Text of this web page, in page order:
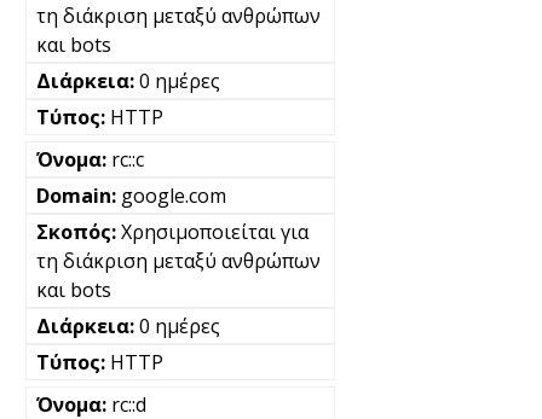
τη διάκριση μεταξύ ανθρώπων
και bots
0 ημέρες
HTTP
rc::c
google.com
Χρησιμοποιείται για
τη διάκριση μεταξύ ανθρώπων
και bots
0 ημέρες
HTTP
rc::d